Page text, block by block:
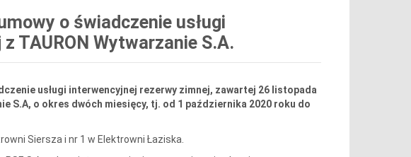
o świadczenie usługi
TAURON Wytwarzanie S.A.
usługi interwencyjnej rezerwy zimnej, zawartej 26 listopada
S.A, o okres dwóch miesięcy, tj. od 1 października 2020 roku do
Siersza i nr 1 w Elektrowni Łaziska.